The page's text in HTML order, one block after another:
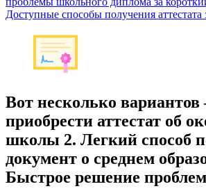
Доступные способы получения аттестата
Вот несколько вариантов
приобрести аттестат об
школы 2. Легкий способ
документ о среднем
Быстрое решение